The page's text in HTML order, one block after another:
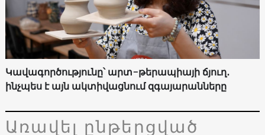
Կավագործությունը՝ արտ-թերապիայի ճյուղ․
ինչպես է այն ակտիվացնում զգայարանները
Առավել ընթերցված